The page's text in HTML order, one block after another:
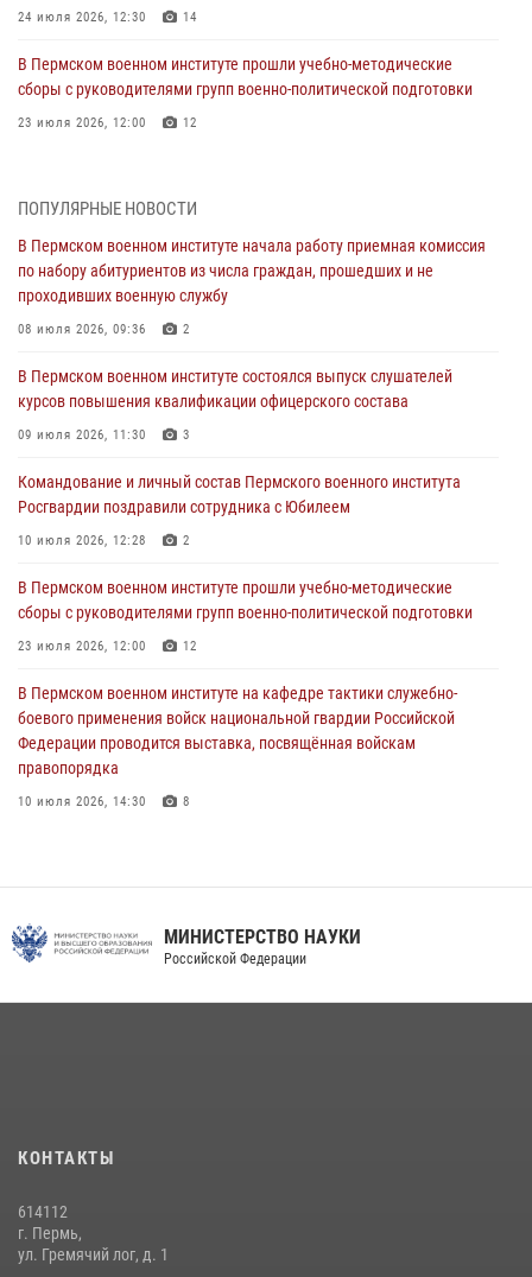
24 июля 2026, 12:30 14
В Пермском военном институте прошли учебно-методические
сборы с руководителями групп военно-политической подготовки
23 июля 2026, 12:00 12
Федерации проводится выставка, посвящённая войскам
правопорядка
10 июля 2026, 14:30 8
Командование и личный состав Пермского военного института
10 июля 2026, 12:28 2
В Пермском военном институте состоялся выпуск слушателей
09 июля 2026, 11:30 3
В Пермском военном институте начала работу приемная комиссия
проходивших военную службу
08 июля 2026, 09:36 2
чемпионате войск национальной гвардии Российской Федерации по
боксу
07 июля 2026, 10:30 4
ПОПУЛЯРНЫЕ НОВОСТИ
В Пермском военном институте начала работу приемная комиссия
по набору абитуриентов из числа граждан, прошедших и не
проходивших военную службу
08 июля 2026, 09:36 2
В Пермском военном институте состоялся выпуск слушателей
курсов повышения квалификации офицерского состава
09 июля 2026, 11:30 3
Командование и личный состав Пермского военного института
Росгвардии поздравили сотрудника с Юбилеем
10 июля 2026, 12:28 2
В Пермском военном институте прошли учебно-методические
сборы с руководителями групп военно-политической подготовки
23 июля 2026, 12:00 12
В Пермском военном институте на кафедре тактики служебно-
боевого применения войск национальной гвардии Российской
Федерации проводится выставка, посвящённая войскам
правопорядка
10 июля 2026, 14:30 8
24 июля 2026, 12:30 14
— кузница профессионалов Росгвардии
небесного покровителя войск национальной гвардии Российской
03 августа 2026, 06:00
История края в деталях
МИНИСТЕРСТВО НАУКИ
Российской Федерации
КОНТАКТЫ
614112
г. Пермь,
ул. Гремячий лог, д. 1